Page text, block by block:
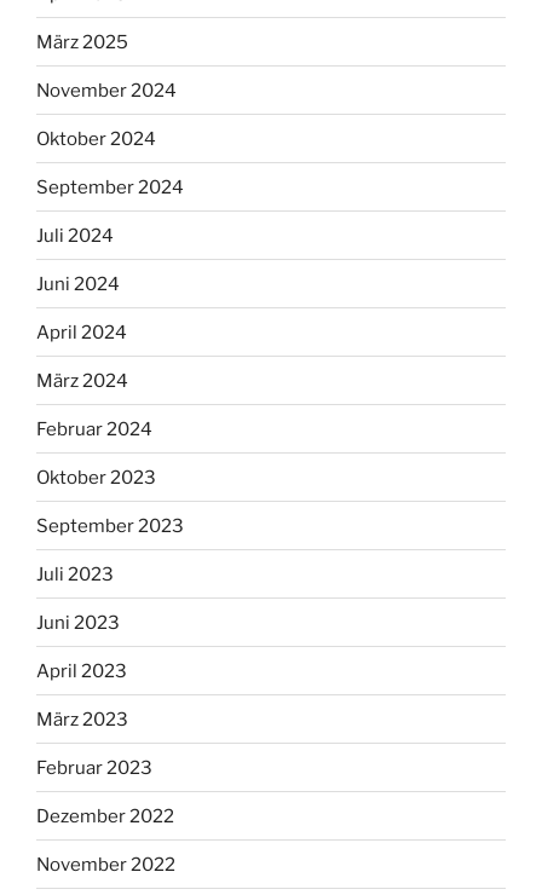
März 2025
November 2024
Oktober 2024
September 2024
Juli 2024
Juni 2024
April 2024
März 2024
Februar 2024
Oktober 2023
September 2023
Juli 2023
Juni 2023
April 2023
März 2023
Februar 2023
Dezember 2022
November 2022